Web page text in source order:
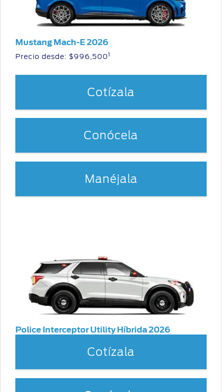
Mustang Mach-E 2026
Precio desde: $996,500
Cotízala
Conócela
Manéjala
Police Interceptor Utility Híbrida 2026
Cotízala